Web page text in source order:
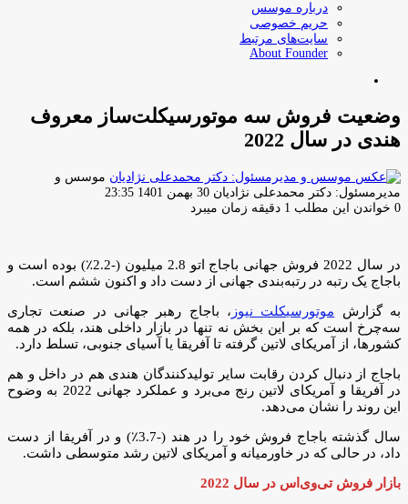
درباره موسس
حریم خصوصی
سایت‌های مرتبط
About Founder
وضعیت فروش سه موتورسیکلت‌ساز معروف
هندی در سال 2022
موسس و
مدیرمسئول: دکتر محمدعلی نژادیان ارسال
ایمیل
30 بهمن 1401 23:35
0 خواندن این مطلب 1 دقیقه زمان میبرد
در سال 2022 فروش جهانی باجاج اتو 2.8 میلیون (-2.2٪) بوده است و
باجاج یک رتبه در رتبه‌بندی جهانی از دست داد و اکنون ششم است.
به گزارش موتورسیکلت نیوز ، باجاج رهبر جهانی در صنعت تجاری
سه‌چرخ است که بر این بخش نه تنها در بازار داخلی هند، بلکه در همه
کشورها، از آمریکای لاتین گرفته تا آفریقا یا آسیای جنوبی، تسلط دارد.
باجاج از دنبال کردن رقابت سایر تولیدکنندگان هندی هم در داخل و هم
در آفریقا و آمریکای لاتین رنج می‌برد و عملکرد جهانی 2022 به وضوح
این روند را نشان می‌دهد.
سال گذشته باجاج فروش خود را در هند (-3.7٪) و در آفریقا از دست
داد، در حالی که در خاورمیانه و آمریکای لاتین رشد متوسطی داشت.
بازار فروش تی‌وی‌اس در سال 2022